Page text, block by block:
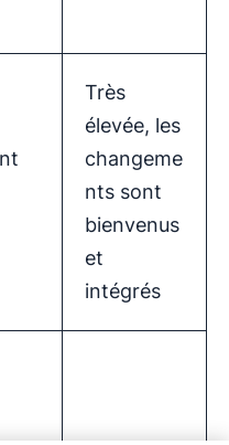
Très
élevée, les
changeme
nts sont
bienvenus
et
intégrés